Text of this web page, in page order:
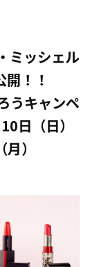
ミッシェル
！！
うキャンペ
日（日）
）